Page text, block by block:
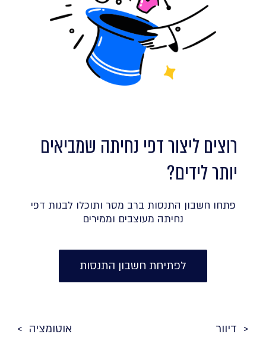
רוצים ליצור דפי נחיתה שמביאים
יותר לידים?
פתחו חשבון התנסות ברב מסר ותוכלו לבנות דפי
נחיתה מעוצבים וממירים
לפתיחת חשבון התנסות
דיוור אוטומציה